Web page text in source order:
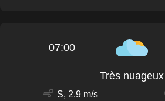
07:00
Très nuageux
S, 2.9 m/s